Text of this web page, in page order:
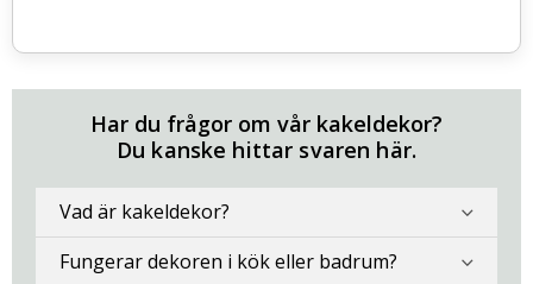
Har du frågor om vår kakeldekor?
Du kanske hittar svaren här.
Vad är kakeldekor?
Fungerar dekoren i kök eller badrum?